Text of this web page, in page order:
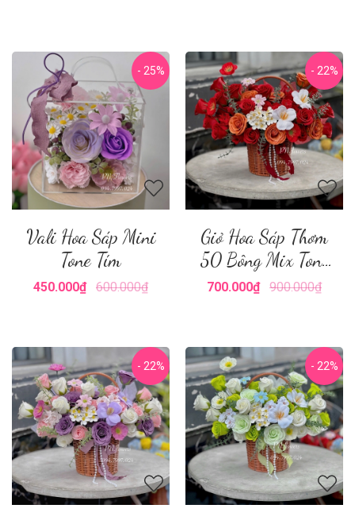
- 25%
Vali Hoa Sáp Mini
Tone Tím
450.000₫ 600.000₫
- 22%
Giỏ Hoa Sáp Thơm
50 Bông Mix Tone
Đỏ Đô
700.000₫ 900.000₫
- 22% - 22%